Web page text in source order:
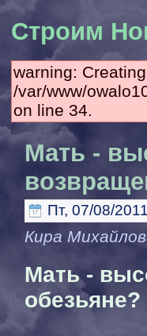
Строим
warning:
/var/www/
on line 34.
Мать -
Пт, 07/08/
Кира
Мать -
обезьяне?